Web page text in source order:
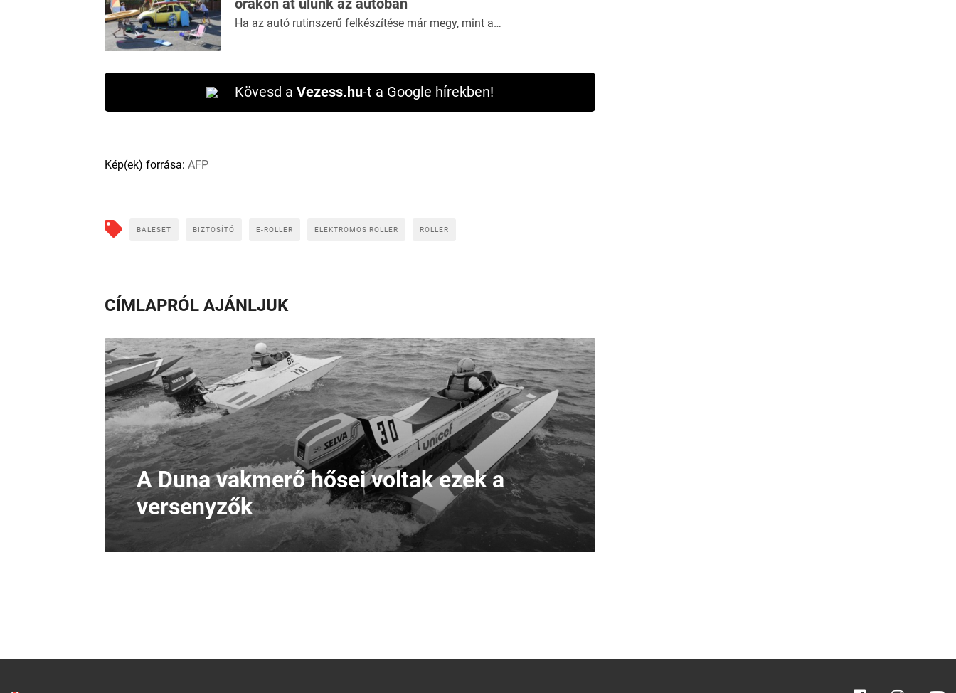
órákon át ülünk az autóban
Ha az autó rutinszerű felkészítése már megy, mint a…
Kövesd a Vezess.hu-t a Google hírekben!
Kép(ek) forrása: AFP
BALESET BIZTOSÍTÓ E-ROLLER ELEKTROMOS ROLLER ROLLER
CÍMLAPRÓL AJÁNLJUK
A Duna vakmerő hősei voltak ezek a
versenyzők